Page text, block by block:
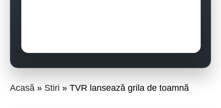
Acasă Stiri TVR lansează grila de toamnă